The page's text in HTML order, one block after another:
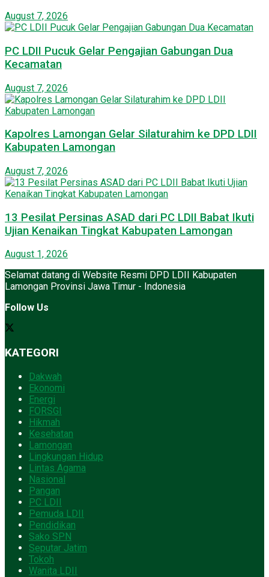
August 7, 2026
PC LDII Pucuk Gelar Pengajian Gabungan Dua
Kecamatan
August 7, 2026
Kapolres Lamongan Gelar Silaturahim ke DPD LDII
Kabupaten Lamongan
August 7, 2026
13 Pesilat Persinas ASAD dari PC LDII Babat Ikuti
Ujian Kenaikan Tingkat Kabupaten Lamongan
August 1, 2026
Selamat datang di Website Resmi DPD LDII Kabupaten
Lamongan Provinsi Jawa Timur - Indonesia
Follow Us
KATEGORI
Dakwah
Ekonomi
Energi
FORSGI
Hikmah
Kesehatan
Lamongan
Lingkungan Hidup
Lintas Agama
Nasional
Pangan
PC LDII
Pemuda LDII
Pendidikan
Sako SPN
Seputar Jatim
Tokoh
Wanita LDII